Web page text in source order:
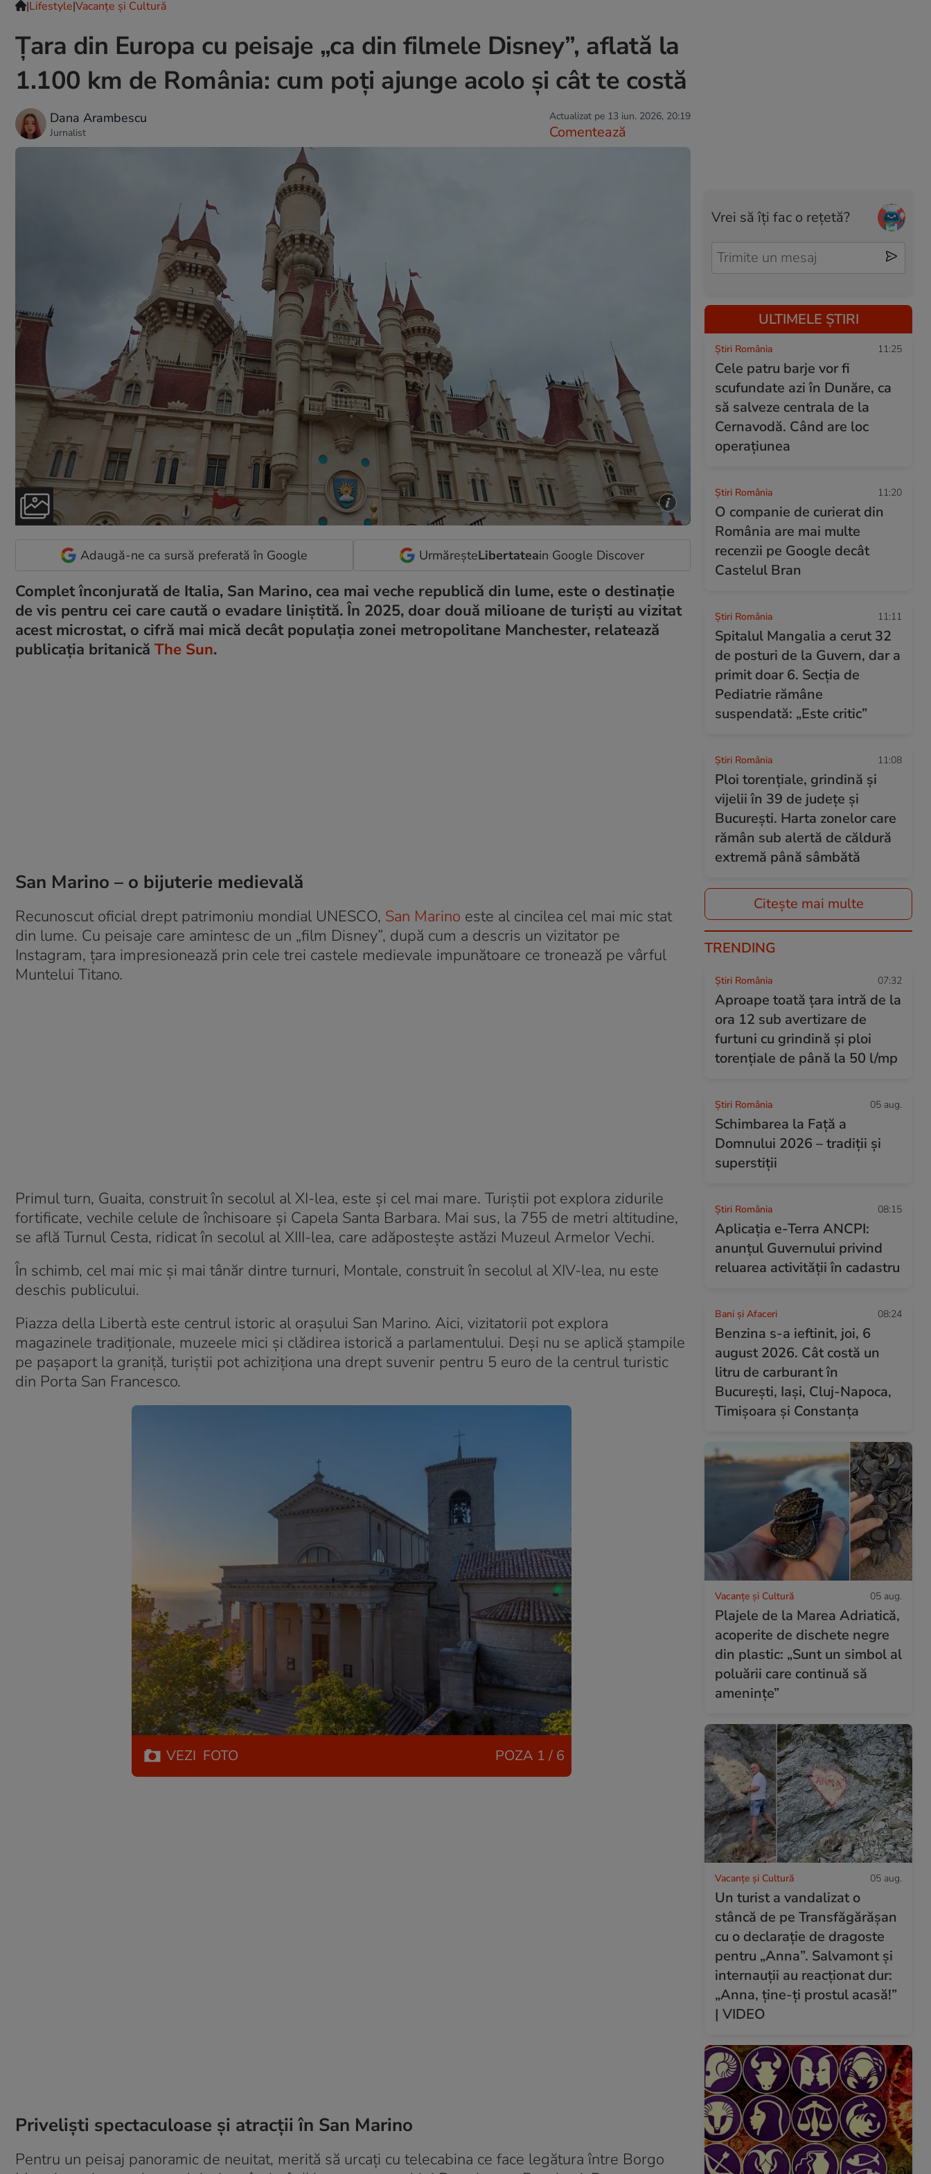
|Lifestyle|Vacanțe și Cultură
Țara din Europa cu peisaje „ca din filmele Disney”, aflată la
1.100 km de România: cum poți ajunge acolo și cât te costă
Dana Arambescu
Jurnalist
Actualizat pe 13 iun. 2026, 20:19
Comentează
Adaugă-ne ca sursă preferată în Google UrmăreșteLibertateain Google Discover
Complet înconjurată de Italia, San Marino, cea mai veche republică din lume, este o destinație
de vis pentru cei care caută o evadare liniștită. În 2025, doar două milioane de turiști au vizitat
acest microstat, o cifră mai mică decât populația zonei metropolitane Manchester, relatează
publicația britanică The Sun.
San Marino – o bijuterie medievală
Recunoscut oficial drept patrimoniu mondial UNESCO, San Marino este al cincilea cel mai mic stat
din lume. Cu peisaje care amintesc de un „film Disney”, după cum a descris un vizitator pe
Instagram, țara impresionează prin cele trei castele medievale impunătoare ce tronează pe vârful
Muntelui Titano.
Primul turn, Guaita, construit în secolul al XI-lea, este și cel mai mare. Turiștii pot explora zidurile
fortificate, vechile celule de închisoare și Capela Santa Barbara. Mai sus, la 755 de metri altitudine,
se află Turnul Cesta, ridicat în secolul al XIII-lea, care adăpostește astăzi Muzeul Armelor Vechi.
În schimb, cel mai mic și mai tânăr dintre turnuri, Montale, construit în secolul al XIV-lea, nu este
deschis publicului.
Piazza della Libertà este centrul istoric al orașului San Marino. Aici, vizitatorii pot explora
magazinele tradiționale, muzeele mici și clădirea istorică a parlamentului. Deși nu se aplică ștampile
pe pașaport la graniță, turiștii pot achiziționa una drept suvenir pentru 5 euro de la centrul turistic
din Porta San Francesco.
VEZI FOTO POZA 1 / 6
Priveliști spectaculoase și atracții în San Marino
Pentru un peisaj panoramic de neuitat, merită să urcați cu telecabina ce face legătura între Borgo
Vrei să îți fac o rețetă?
ULTIMELE ȘTIRI
Știri România 11:25
Cele patru barje vor fi
scufundate azi în Dunăre, ca
să salveze centrala de la
Cernavodă. Când are loc
operațiunea
Știri România 11:20
O companie de curierat din
România are mai multe
recenzii pe Google decât
Castelul Bran
Știri România 11:11
Spitalul Mangalia a cerut 32
de posturi de la Guvern, dar a
primit doar 6. Secția de
Pediatrie rămâne
suspendată: „Este critic”
Știri România 11:08
Ploi torențiale, grindină și
vijelii în 39 de județe și
București. Harta zonelor care
rămân sub alertă de căldură
extremă până sâmbătă
Citește mai multe
TRENDING
Știri România 07:32
Aproape toată țara intră de la
ora 12 sub avertizare de
furtuni cu grindină și ploi
torențiale de până la 50 l/mp
Știri România 05 aug.
Schimbarea la Față a
Domnului 2026 – tradiții și
superstiții
Știri România 08:15
Aplicația e-Terra ANCPI:
anunțul Guvernului privind
reluarea activității în cadastru
Bani și Afaceri 08:24
Benzina s-a ieftinit, joi, 6
august 2026. Cât costă un
litru de carburant în
București, Iași, Cluj-Napoca,
Timișoara și Constanța
Vacanțe și Cultură 05 aug.
Plajele de la Marea Adriatică,
acoperite de dischete negre
din plastic: „Sunt un simbol al
poluării care continuă să
amenințe”
Vacanțe și Cultură 05 aug.
Un turist a vandalizat o
stâncă de pe Transfăgărășan
cu o declarație de dragoste
pentru „Anna”. Salvamont și
internauții au reacționat dur:
„Anna, ține-ți prostul acasă!”
| VIDEO